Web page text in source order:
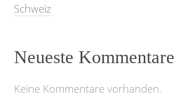
Schweiz
Neueste Kommentare
Keine Kommentare vorhanden.